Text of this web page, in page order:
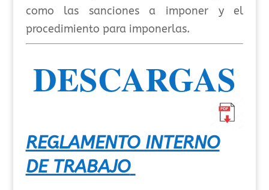
como las sanciones a imponer y el
procedimiento para imponerlas.
DESCARGAS
REGLAMENTO INTERNO
DE TRABAJO